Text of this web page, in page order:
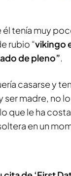
tenía muy
rubio “vikingo
de pleno”
casarse y
ser madre, no
que le ha
en un